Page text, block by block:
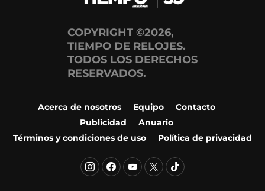
COPYRIGHT ©2026,
TIEMPO DE RELOJES.
TODOS LOS DERECHOS
RESERVADOS.
Acerca de nosotros Equipo
Contacto
Publicidad
Anuario
Términos y condiciones de uso
Política de privacidad